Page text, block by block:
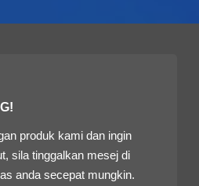
produk kami dan ingin
sila tinggalkan mesej di
anda secepat mungkin.